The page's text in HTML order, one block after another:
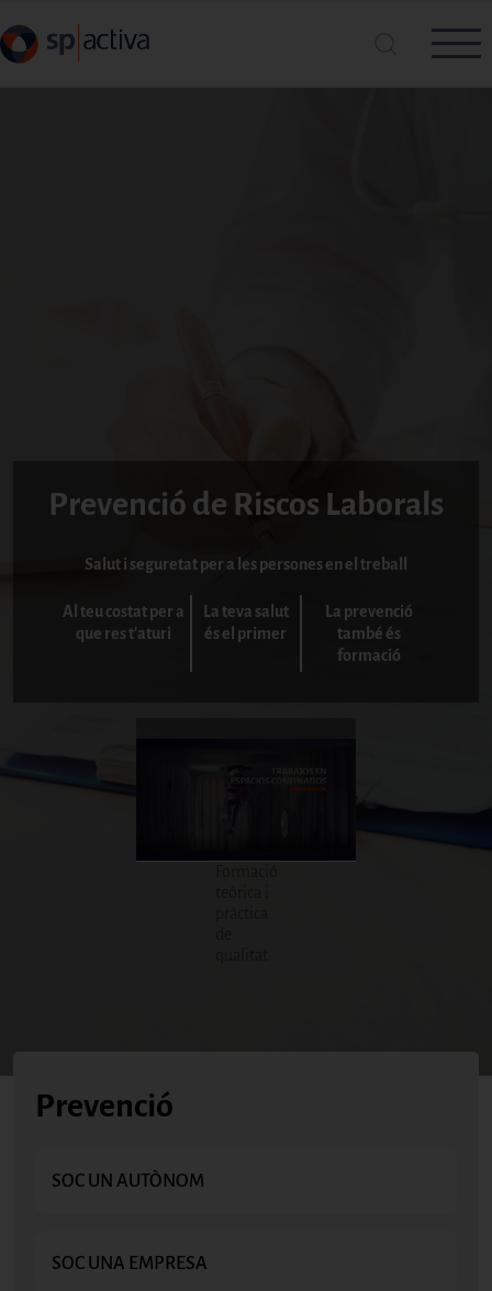
Prevenció de Riscos Laborals
Salut i seguretat per a les persones en el treball
Al teu costat per a
que res t'aturi
La teva salut
és el primer
La prevenció
també és
formació
Prevenció
SOC UN AUTÒNOM
SOC UNA EMPRESA